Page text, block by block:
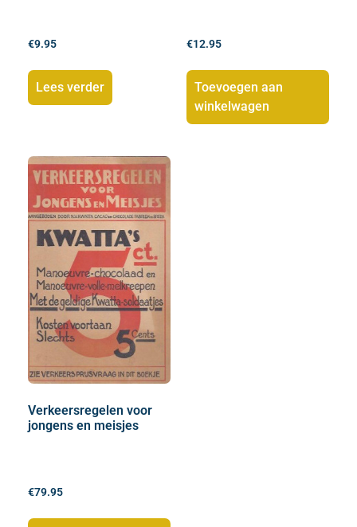
€9.95
Lees verder
€12.95
Toevoegen aan
winkelwagen
Verkeersregelen voor
jongens en meisjes
€79.95